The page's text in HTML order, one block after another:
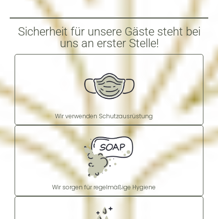
Sicherheit für unsere Gäste steht bei
uns an erster Stelle!
Wir verwenden Schutzausrüstung
Wir sorgen für regelmäßige Hygiene